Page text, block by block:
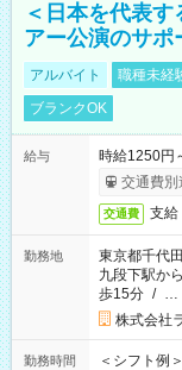
＜日本を代表
アー公演のサポ
アルバイト 職種未経
ブランクOK
給与
時給1250円
交通費別
交通費 支給
勤務地
東京都千代
九段下駅か
歩15分 / …
株式会社
勤務時間
＜シフト例